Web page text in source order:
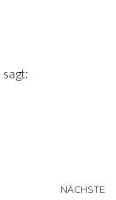
sagt:
NÄCHSTE